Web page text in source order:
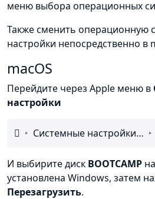
меню выбора операционных
Также сменить операционную
настройки непосредственно в
macOS
Перейдите через Apple меню в
настройки
 Системные настройки…
И выбирите диск BOOTCAMP
установлена Windows, затем
Перезагрузить.